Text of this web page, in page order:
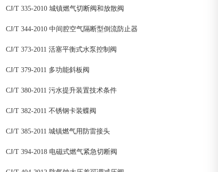
CJ/T 335-2010 城镇燃气切断阀和放散阀
CJ/T 344-2010 中间腔空气隔断型倒流防止器
CJ/T 373-2011 活塞平衡式水泵控制阀
CJ/T 379-2011 多功能斜板阀
CJ/T 380-2011 污水提升装置技术条件
CJ/T 382-2011 不锈钢卡装蝶阀
CJ/T 385-2011 城镇燃气用防雷接头
CJ/T 394-2018 电磁式燃气紧急切断阀